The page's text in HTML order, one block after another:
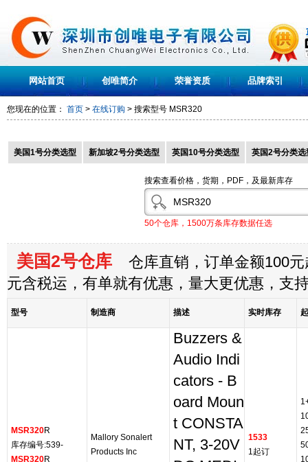
网站首页 创唯简介 荣誉资质 品牌索引
您现在的位置： 首页 > 在线订购 > 搜索型号 MSR320
美国1号分类选型 新加坡2号分类选型 英国10号分类选型 英国2号分类选
搜索查看价格，货期，PDF，及最新库存
50个仓库，1500万条库存数据任选
美国2号仓库 仓库直销，订单金额100元
元含税运，有单就有优惠，量大更优惠，支
型号 制造商 描述 实时库存
MSR320R
库存编号:539-
MSR320R
Mallory Sonalert
Products Inc
Buzzers &
Audio Indi
cators - B
oard Moun
t CONSTA
NT, 3-20V
1533
1起订